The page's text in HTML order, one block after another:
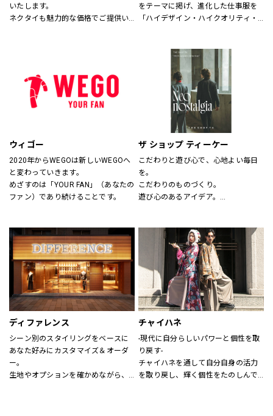
いたします。
ネクタイも魅力的な価格でご提供い
い。
をテーマに掲げ、進化した仕事服を
「ハイデザイン・ハイクオリティ・
しいビジネスユースな仕事服として
提案しています。
“選ぶ・着る・楽しむ”をテーマに
「合理的に選ぶ事」「楽しく選ぶ
事」その両者がまったく矛盾しない
事を証明する、スーツの新しい買い
方そのものをデザインしたショップ
です。
ウィゴー
2020年からWEGOは新しいWEGOへ
と変わっていきます。
めざすのは「YOUR FAN」（あなたの
ファン）であり続けることです。
ザ ショップ ティーケー
こだわりと遊び心で、心地よい毎日
を。
こだわりのものづくり。
遊び心のあるアイデア。
THE SHOP TKは、心地よい毎日をデ
ザインします。
ディファレンス
シーン別のスタイリングをベースに
あなた好みにカスタマイズ＆オーダ
ー。
生地やオプションを確かめながら、
チャイハネ
-現代に自分らしいパワーと個性を取
り戻す-
チャイハネを通して自分自身の活力
を取り戻し、輝く個性をたのしんで